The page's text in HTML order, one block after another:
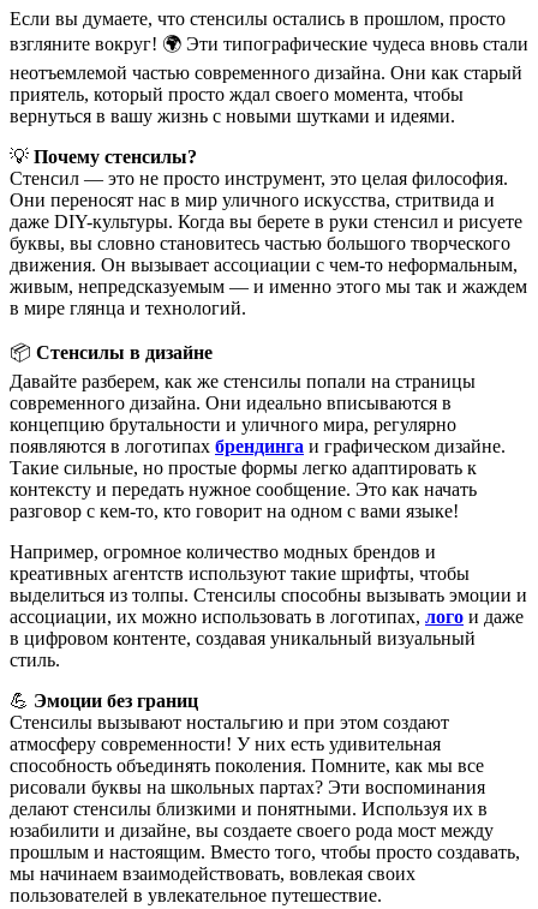
Если вы думаете, что стенсилы остались в прошлом, просто
взгляните вокруг! 🌍 Эти типографические чудеса вновь стали
неотъемлемой частью современного дизайна. Они как старый
приятель, который просто ждал своего момента, чтобы
вернуться в вашу жизнь с новыми шутками и идеями.
💡 Почему стенсилы?
Стенсил — это не просто инструмент, это целая философия.
Они переносят нас в мир уличного искусства, стритвида и
даже DIY-культуры. Когда вы берете в руки стенсил и рисуете
буквы, вы словно становитесь частью большого творческого
движения. Он вызывает ассоциации с чем-то неформальным,
живым, непредсказуемым — и именно этого мы так и жаждем
в мире глянца и технологий.
📦 Стенсилы в дизайне
Давайте разберем, как же стенсилы попали на страницы
современного дизайна. Они идеально вписываются в
концепцию брутальности и уличного мира, регулярно
появляются в логотипах брендинга и графическом дизайне.
Такие сильные, но простые формы легко адаптировать к
контексту и передать нужное сообщение. Это как начать
разговор с кем-то, кто говорит на одном с вами языке!
Например, огромное количество модных брендов и
креативных агентств используют такие шрифты, чтобы
выделиться из толпы. Стенсилы способны вызывать эмоции и
ассоциации, их можно использовать в логотипах, лого и даже
в цифровом контенте, создавая уникальный визуальный
стиль.
💪 Эмоции без границ
Стенсилы вызывают ностальгию и при этом создают
атмосферу современности! У них есть удивительная
способность объединять поколения. Помните, как мы все
рисовали буквы на школьных партах? Эти воспоминания
делают стенсилы близкими и понятными. Используя их в
юзабилити и дизайне, вы создаете своего рода мост между
прошлым и настоящим. Вместо того, чтобы просто создавать,
мы начинаем взаимодействовать, вовлекая своих
пользователей в увлекательное путешествие.